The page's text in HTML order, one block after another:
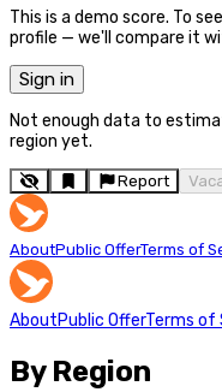
This is a demo score. To
profile — we'll compare it
Sign in
Not enough data to
region yet.
Report
AboutPublic OfferTerms of
AboutPublic OfferTerms of
By Region